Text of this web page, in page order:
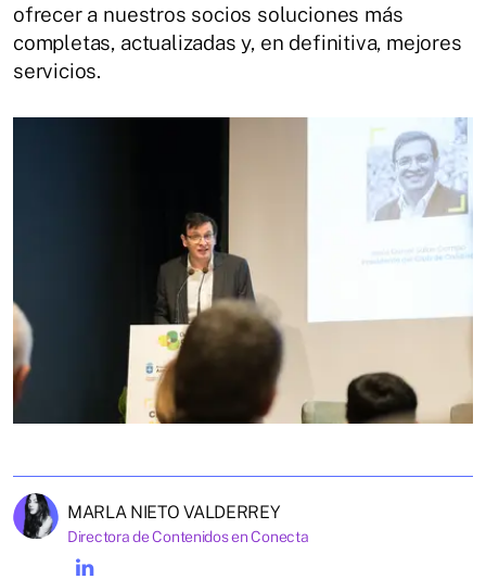
ofrecer a nuestros socios soluciones más
completas, actualizadas y, en definitiva, mejores
servicios.
MARLA NIETO VALDERREY
Directora de Contenidos en Conecta